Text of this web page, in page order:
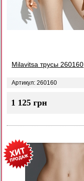
Milavitsa трусы 260160
Артикул: 260160
1 125 грн